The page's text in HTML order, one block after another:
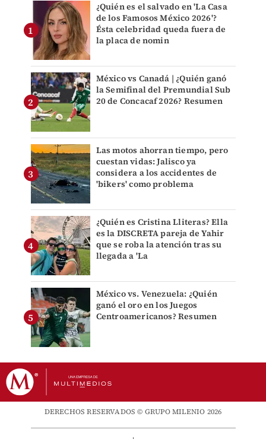
¿Quién es el salvado en 'La Casa
de los Famosos México 2026'?
Ésta celebridad queda fuera de
la placa de nomin
México vs Canadá | ¿Quién ganó
la Semifinal del Premundial Sub
20 de Concacaf 2026? Resumen
Las motos ahorran tiempo, pero
cuestan vidas: Jalisco ya
considera a los accidentes de
'bikers' como problema
¿Quién es Cristina Lliteras? Ella
es la DISCRETA pareja de Yahir
que se roba la atención tras su
llegada a 'La
México vs. Venezuela: ¿Quién
ganó el oro en los Juegos
Centroamericanos? Resumen
DERECHOS RESERVADOS © GRUPO MILENIO 2026